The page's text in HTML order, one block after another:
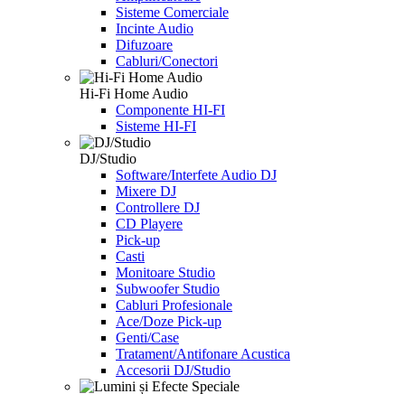
Sisteme Comerciale
Incinte Audio
Difuzoare
Cabluri/Conectori
Hi-Fi Home Audio
Componente HI-FI
Sisteme HI-FI
DJ/Studio
Software/Interfete Audio DJ
Mixere DJ
Controllere DJ
CD Playere
Pick-up
Casti
Monitoare Studio
Subwoofer Studio
Cabluri Profesionale
Ace/Doze Pick-up
Genti/Case
Tratament/Antifonare Acustica
Accesorii DJ/Studio